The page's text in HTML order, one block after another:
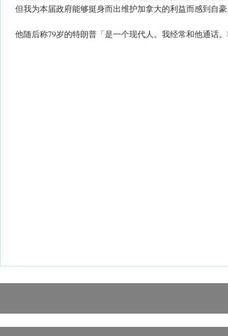
但我为本届政府能够挺身而出维护加拿大的利益而感到自
他随后称79岁的特朗普「是一个现代人。我经常和他通话